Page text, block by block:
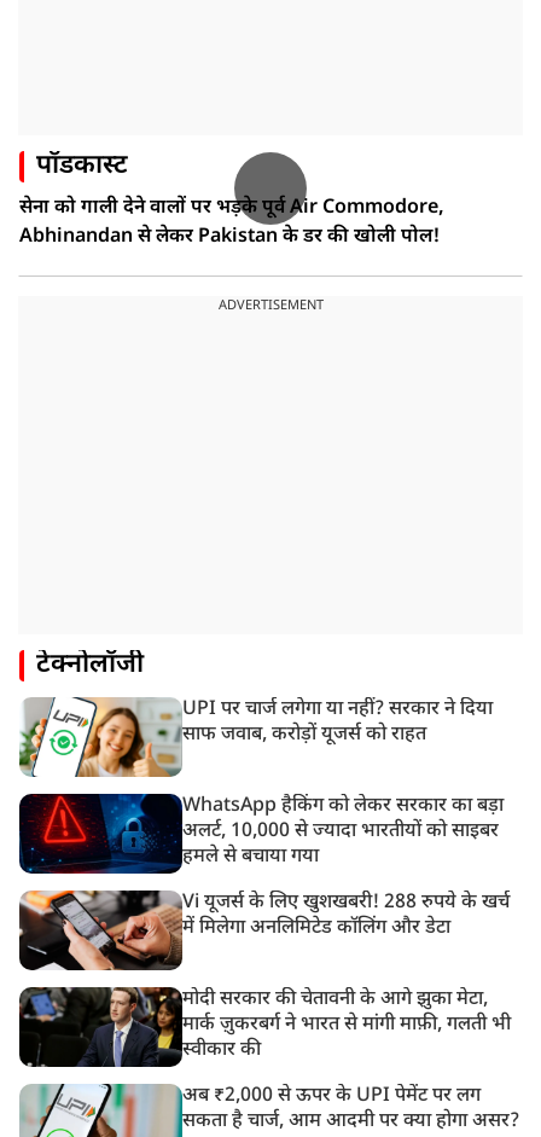
पॉडकास्ट
सेना को गाली देने वालों पर भड़के पूर्व Air Commodore,
Abhinandan से लेकर Pakistan के डर की खोली पोल!
ADVERTISEMENT
टेक्नोलॉजी
UPI पर चार्ज लगेगा या नहीं? सरकार ने दिया
साफ जवाब, करोड़ों यूजर्स को राहत
WhatsApp हैकिंग को लेकर सरकार का बड़ा
अलर्ट, 10,000 से ज्यादा भारतीयों को साइबर
हमले से बचाया गया
Vi यूजर्स के लिए खुशखबरी! 288 रुपये के खर्च
में मिलेगा अनलिमिटेड कॉलिंग और डेटा
मोदी सरकार की चेतावनी के आगे झुका मेटा,
मार्क ज़ुकरबर्ग ने भारत से मांगी माफ़ी, गलती भी
स्वीकार की
अब ₹2,000 से ऊपर के UPI पेमेंट पर लग
सकता है चार्ज, आम आदमी पर क्या होगा असर?